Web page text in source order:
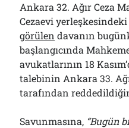
Ankara 32. Ağır Ceza
Cezaevi
görülen davanın
başlangıcında
avukatlarının 18
talebinin Ankara 33.
tarafından
Savunmasına, “Bugün